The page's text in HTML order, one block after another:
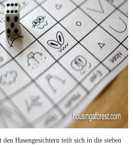
Hasengesichtern teilt sich in die sieben